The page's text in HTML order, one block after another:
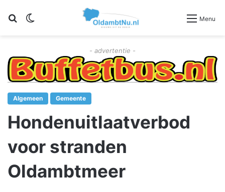
Zoeken Menu
- advertentie -
Algemeen Gemeente
Hondenuitlaatverbod
voor stranden
Oldambtmeer